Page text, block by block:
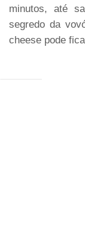
minutos, até
segredo da
cheese pode